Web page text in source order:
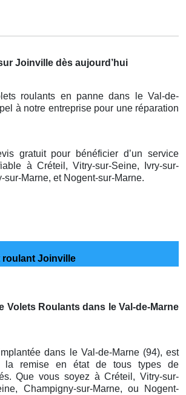
Joinville dès aujourd’hui
roulants en panne dans le Val-de-
ànotre entreprise pour une réparation
gratuit pour bénéficier d’un service
à Créteil, Vitry-sur-Seine, Ivry-sur-
sur-Marne, et Nogent-sur-Marne.
roulant Joinville
Volets Roulants dans le Val-de-Marne
dans le Val-de-Marne (94), est
la remise en état de tous types de
Que vous soyez à Créteil, Vitry-sur-
Champigny-sur-Marne, ou Nogent-